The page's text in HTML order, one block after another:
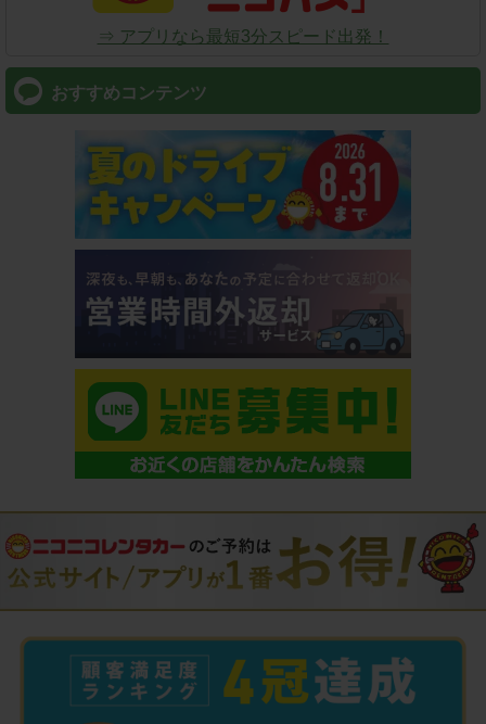
⇒ アプリなら最短3分スピード出発！
おすすめコンテンツ